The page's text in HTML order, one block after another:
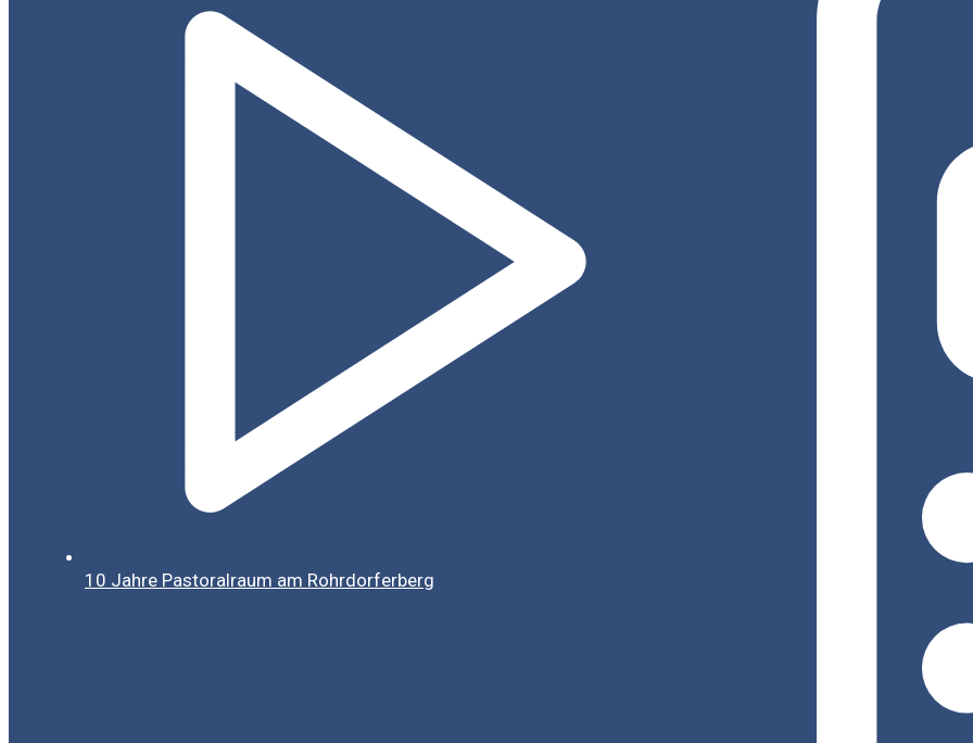
10 Jahre Pastoralraum am Rohrdorferberg